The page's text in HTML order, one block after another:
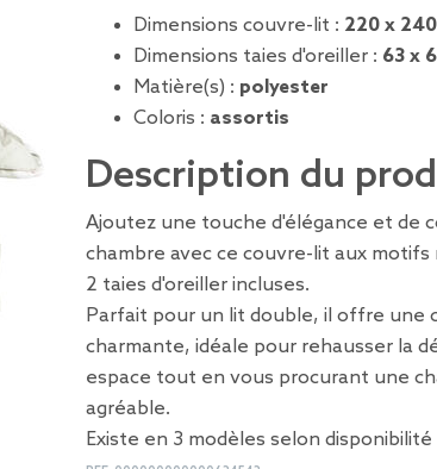
Dimensions couvre-lit : 220 x
Dimensions taies d'oreiller : 63 x
Matière(s) : polyester
Coloris : assortis
Description du
Ajoutez une touche d'élégance et de
chambre avec ce couvre-lit aux motifs
2 taies d'oreiller incluses.
Parfait pour un lit double, il offre une
charmante, idéale pour rehausser la
espace tout en vous procurant une
agréable.
Existe en 3 modèles selon